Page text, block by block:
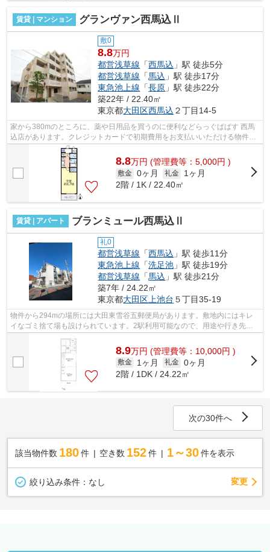
賃貸 | マンション グランヴァン西馬込Ⅱ
敷0
8.8万円
都営浅草線 「西馬込 」駅 徒歩5分
都営浅草線 「馬込 」駅 徒歩17分
東急池上線 「長原 」駅 徒歩22分
築22年 / 22.40㎡
東京都大田区西馬込 ２丁目14-5
家から380mのところに、薬や日用品を買うのに便利などらっぐぱぱす 西馬
込店があります。クレジットカードで初期費用をお支払いいただける物件で
す。おしゃれなあなたには、外観タイル...
8.8万円 (管理費等：5,000円 )
敷金 0ヶ月 礼金
1ヶ月
2階 / 1K / 22.40㎡
賃貸 | アパート ブランミュール西馬込Ⅱ
礼0
都営浅草線 「西馬込 」駅 徒歩11分
東急池上線 「洗足池 」駅 徒歩19分
都営浅草線 「馬込 」駅 徒歩21分
築7年 / 24.22㎡
東京都大田区上池台 ５丁目35-19
物件から294mの場所には大田東雪谷五郵便局があります。敷地内にはキレ
イなゴミ捨て場も設けられています。2駅利用可能なので、用途や行き先に
8.9万円 (管理費等：10,000円 )
敷金 1ヶ月 礼金 0ヶ月
2階 / 1DK / 24.22㎡
次の30件へ
該当物件数 180件 空き数 152 件 1～30 件を表示
絞り込み条件： なし 変更